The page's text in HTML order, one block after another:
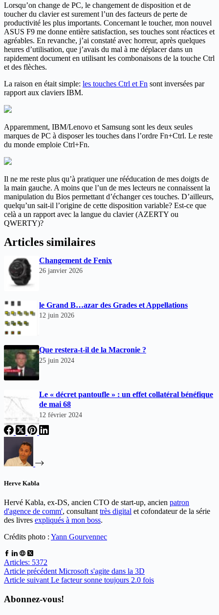
Lorsqu’on change de PC, le changement de disposition et de
toucher du clavier est surement l’un des facteurs de perte de
productivité les plus importants. Concernant le toucher, mon nouvel
ASUS F9 me donne entière satisfaction, ses touches sont réactices et
agréables. En revanche, j’ai constaté avec horreur, après quelques
heures d’utilisation, que j’avais du mal à me déplacer dans un
rapidement document en utilisant les combonaisons de la touche Ctrl
et des flèches.
La raison en était simple: les touches Ctrl et Fn sont inversées par
rapport aux claviers IBM.
Apparemment, IBM/Lenovo et Samsung sont les deux seules
marques de PC à disposer les touches dans l’ordre Fn+Ctrl. Le reste
du monde emploie Ctrl+Fn.
Il ne me reste plus qu’à pratiquer une rééducation de mes doigts de
la main gauche. A moins que l’un de mes lecteurs ne connaissent la
manipulation du Bios permettant d’échanger ces touches. D’ailleurs,
quelqu’un sait-il l’origine de cette disposition variable? Est-ce que
celà a un rapport avec la langue du clavier (AZERTY ou
QWERTY)?
Articles similaires
Changement de Fenix
26 janvier 2026
le Grand B…azar des Grades et Appellations
12 juin 2026
Que restera-t-il de la Macronie ?
25 juin 2024
Le « décret pantoufle » : un effet collatéral bénéfique
de mai 68
12 février 2024
Herve Kabla
Hervé Kabla, ex-DS, ancien CTO de start-up, ancien patron
d'agence de comm', consultant très digital et cofondateur de la série
des livres expliqués à mon boss.
Crédits photo : Yann Gourvennec
Articles: 5372
Article précédent Microsoft s'agite dans la 3D
Article suivant Le facteur sonne toujours 2.0 fois
Abonnez-vous!